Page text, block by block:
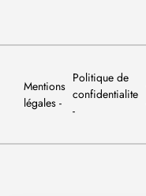
Mentions
légales
Politique de
confidentialite